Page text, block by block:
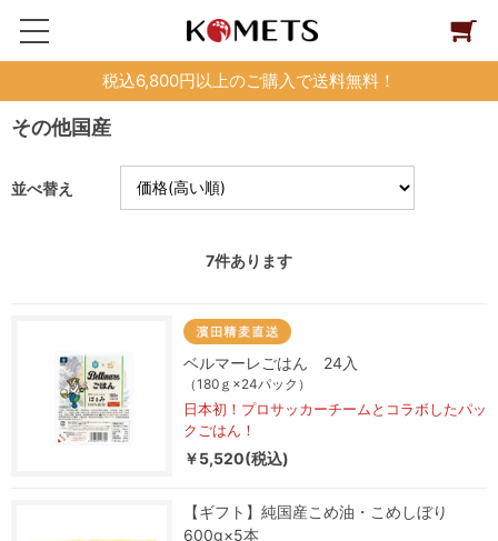
税込6,800円以上のご購入で送料無料！
その他国産
並べ替え
7件あります
ベルマーレごはん 24入
（180ｇ×24パック）
日本初！プロサッカーチームとコラボしたパッ
クごはん！
￥5,520(税込)
【ギフト】純国産こめ油・こめしぼり
600g×5本